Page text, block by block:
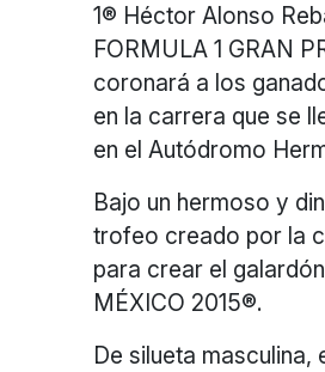
1® Héctor Alonso
FORMULA 1 GRAN
coronará a los
en la carrera que se
en el Autódromo
Bajo un hermoso y
trofeo creado por la
para crear el
MÉXICO 2015®.
De silueta